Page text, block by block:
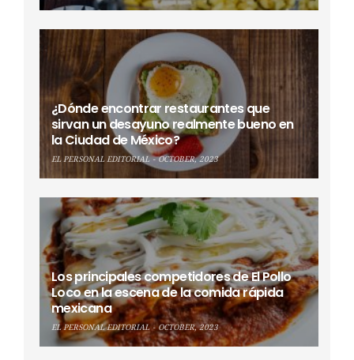
¿Dónde encontrar restaurantes que
sirvan un desayuno realmente bueno en
la Ciudad de México?
EL PERSONAL EDITORIAL OCTOBER, 2023
Los principales competidores de El Pollo
Loco en la escena de la comida rápida
mexicana
EL PERSONAL EDITORIAL OCTOBER, 2023